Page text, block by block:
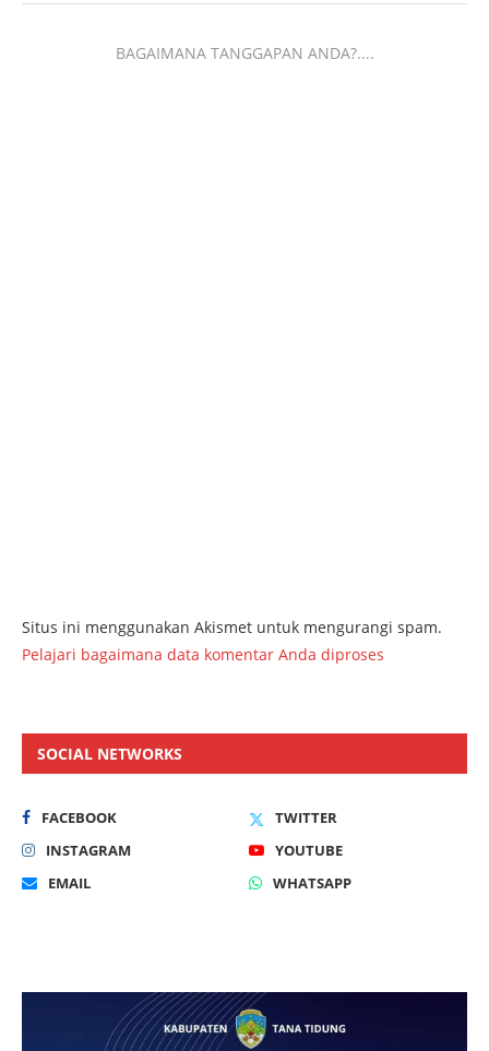
BAGAIMANA TANGGAPAN ANDA?....
Situs ini menggunakan Akismet untuk mengurangi spam.
Pelajari bagaimana data komentar Anda diproses
SOCIAL NETWORKS
FACEBOOK
TWITTER
INSTAGRAM
YOUTUBE
EMAIL
WHATSAPP